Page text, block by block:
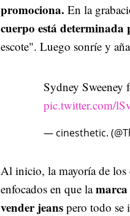
promociona. En la
cuerpo está determinada
escote". Luego sonríe y
Sydney Sweeney
pic.twitter.com/
— cinesthetic.
Al inicio, la mayoría de los
enfocados en que lamarca
vender jeans pero todo se